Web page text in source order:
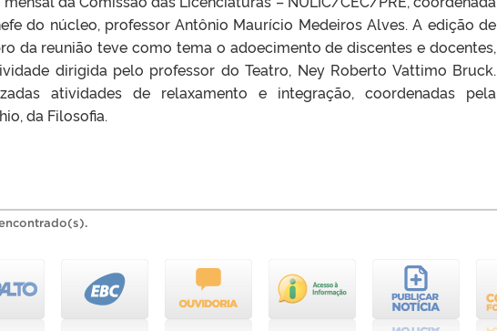
do núcleo, professor Antônio Maurício Medeiros Alves. A edição de
da reunião teve como tema o adoecimento de discentes e docentes,
dirigida pelo professor do Teatro, Ney Roberto Vattimo Bruck.
atividades de relaxamento e integração, coordenadas pela
da Filosofia.